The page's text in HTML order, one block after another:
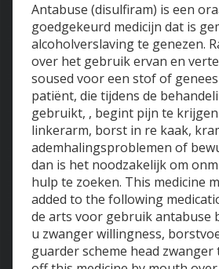
Antabuse (disulfiram) is een
goedgekeurd medicijn dat is
alcoholverslaving te genezen.
over het gebruik ervan en
soused voor een stof of
patiënt, die tijdens de
gebruikt, , begint pijn te
linkerarm, borst in re kaak,
ademhalingsproblemen of
dan is het noodzakelijk om
hulp te zoeken. This medicine
added to the following
de arts voor gebruik antabuse
u zwanger willingness,
guarder scheme head zwanger